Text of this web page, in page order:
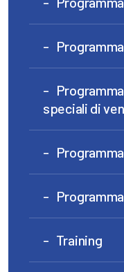
speciali di
Training